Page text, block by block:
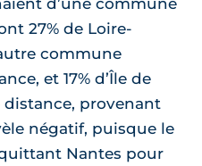
d’une commune
27% de Loire-
commune
et 17% d’Île de
distance, provenant
négatif, puisque le
Nantes pour